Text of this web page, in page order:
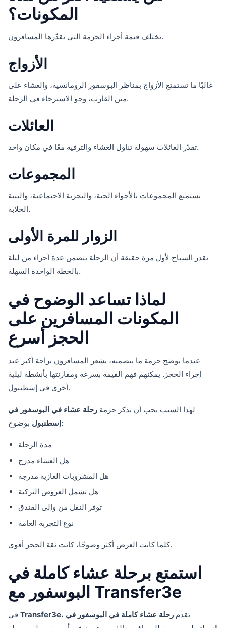
المكونات؟
تختلف قيمة أجزاء الحزمة التي يقدّرها المسافرون.
الأزواج
غالبًا ما تستمتع الأزواج بمناظر البوسفور الرومانسية، والعشاء على
متن القارب، وجو الاسترخاء في الرحلة.
العائلات
تقدّر العائلات سهولة تناول العشاء والترفيه معًا في مكان واحد.
المجموعات
تستمتع المجموعات بالأجواء الحية، والتجربة الاجتماعية، والبيئة
الخلابة.
الزوار للمرة الأولى
تقدر السياح لأول مرة حقيقة أن الرحلة تتضمن عدة أجزاء من ليلة
بالخطة الواحدة السهلة.
لماذا تساعد الوضوح في
المكونات المسافرين على
الحجز أسرع
عندما يوضح حزمة ما يتضمنه، يشعر المسافرون براحة أكبر عند
إجراء الحجز. يمكنهم فهم القيمة بسرعة ومقارنتها بأنشطة ليلية
أخرى في إسطنبول.
لهذا السبب يجب أن تذكر حزمة رحلة عشاء في البوسفور في
إسطنبولبوضوح:
مدة الرحلة
هل العشاء مدرج
هل المشروبات الغازية مدرجة
هل تشمل العروض التركية
توفر النقل من وإلى الفندق
نوع التجربة العامة
كلما كانت العرض أكثر وضوحًا، كانت ثقة الحجز أقوى.
استمتع برحلة عشاء كاملة في
البوسفور مع Transfer3e
Transfer3e ، نقدم رحلة عشاء كاملة في البوسفور في